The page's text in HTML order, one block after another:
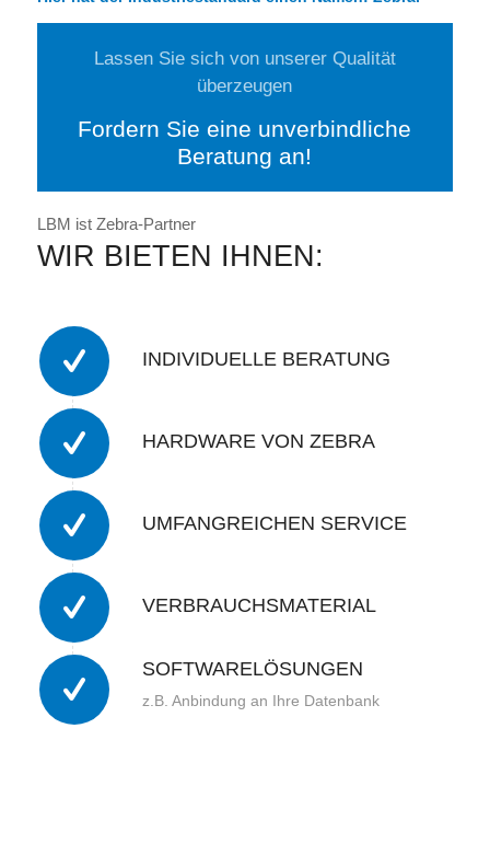
Lassen Sie sich von unserer Qualität
überzeugen
Fordern Sie eine unverbindliche
Beratung an!
LBM ist Zebra-Partner
WIR BIETEN IHNEN:
INDIVIDUELLE BERATUNG
HARDWARE VON ZEBRA
UMFANGREICHEN SERVICE
VERBRAUCHSMATERIAL
SOFTWARELÖSUNGEN
z.B. Anbindung an Ihre Datenbank